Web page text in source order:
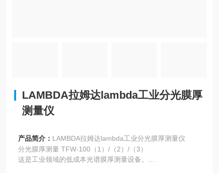
LAMBDA拉姆达lambda工业分光膜厚
测量仪
产品简介： LAMBDA拉姆达lambda工业分光膜厚测量仪
分光膜厚测量 TFW-100（1）/（2）/（3）
这是工业领域的低成本光谱膜厚测量设备。